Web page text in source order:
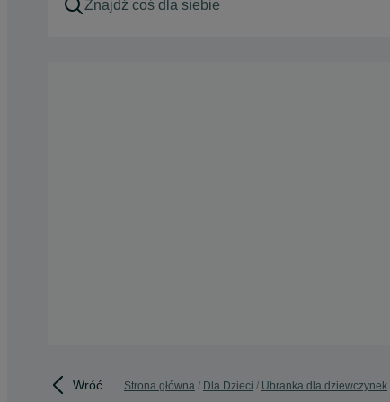
Wróć Strona główna Dla Dzieci Ubranka dla dziewczynek